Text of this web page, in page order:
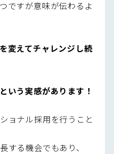
ですが意味が伝わるよ
変えてチャレンジし続
いう実感があります！
ョナル採用を行うこと
する機会でもあり、